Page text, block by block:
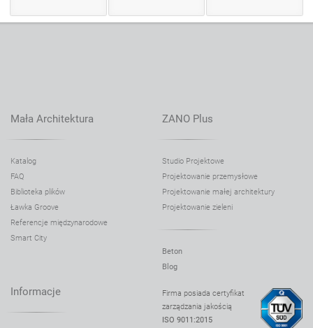
Donica Rock 06.043.XXL
Donica Salver 06.038.XL
Donica Scandik 06.146.S
Donica Scandik 06.146.M
Donica Scandik 90° 06.046.1
Donica Simple 06.040.M
Mała Architektura
Katalog
FAQ
Biblioteka plików
Ławka Groove
Referencje międzynarodowe
Smart City
ZANO Plus
Studio Projektowe
Projektowanie przemysłowe
Projektowanie małej architektury
Projektowanie zieleni
Beton
Blog
Informacje
Firma posiada certyfikat
zarządzania jakością
ISO 9011:2015